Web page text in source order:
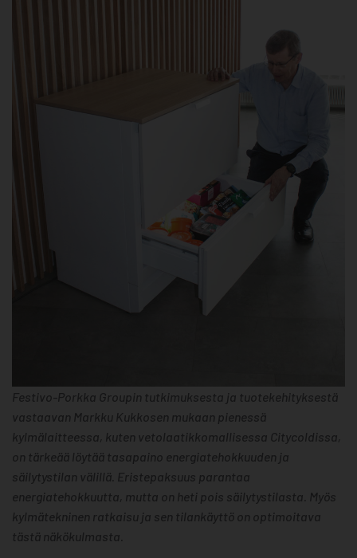
Festivo-Porkka Groupin tutkimuksesta ja tuotekehityksestä
vastaavan Markku Kukkosen mukaan pienessä
kylmälaitteessa, kuten vetolaatikkomallisessa Citycoldissa,
on tärkeää löytää tasapaino energiatehokkuuden ja
säilytystilan välillä. Eristepaksuus parantaa
energiatehokkuutta, mutta on heti pois säilytystilasta. Myös
kylmätekninen ratkaisu ja sen tilankäyttö on optimoitava
tästä näkökulmasta.